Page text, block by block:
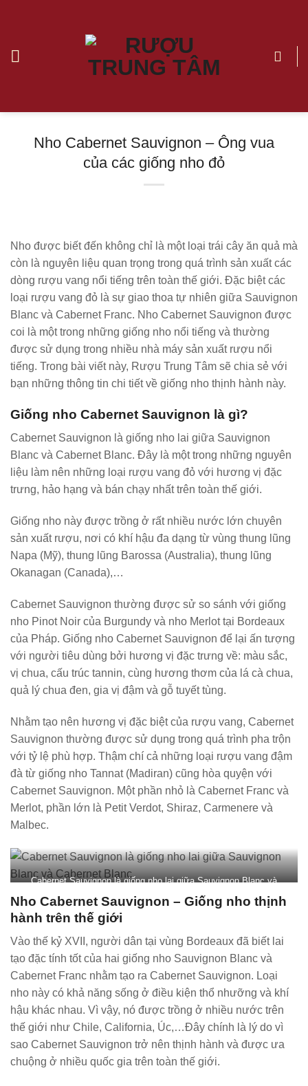
dung
Nho Cabernet Sauvignon – Ông vua
của các giống nho đỏ
Nho được biết đến không chỉ là một loại trái cây ăn quả mà
còn là nguyên liệu quan trọng trong quá trình sản xuất các
dòng rượu vang nổi tiếng trên toàn thế giới. Đặc biệt các
loại rượu vang đỏ là sự giao thoa tự nhiên giữa Sauvignon
Blanc và Cabernet Franc. Nho Cabernet Sauvignon được
coi là một trong những giống nho nổi tiếng và thường
được sử dụng trong nhiều nhà máy sản xuất rượu nổi
tiếng. Trong bài viết này, Rượu Trung Tâm sẽ chia sẻ với
bạn những thông tin chi tiết về giống nho thịnh hành này.
Giống nho Cabernet Sauvignon là gì?
Cabernet Sauvignon là giống nho lai giữa Sauvignon
Blanc và Cabernet Blanc. Đây là một trong những nguyên
liệu làm nên những loại rượu vang đỏ với hương vị đặc
trưng, hảo hạng và bán chạy nhất trên toàn thế giới.
Giống nho này được trồng ở rất nhiều nước lớn chuyên
sản xuất rượu, nơi có khí hậu đa dạng từ vùng thung lũng
Napa (Mỹ), thung lũng Barossa (Australia), thung lũng
Okanagan (Canada),…
Cabernet Sauvignon thường được sử so sánh với giống
nho Pinot Noir của Burgundy và nho Merlot tại Bordeaux
của Pháp. Giống nho Cabernet Sauvignon để lại ấn tượng
với người tiêu dùng bởi hương vị đặc trưng về: màu sắc,
vị chua, cấu trúc tannin, cùng hương thơm của lá cà chua,
quả lý chua đen, gia vị đậm và gỗ tuyết tùng.
Nhằm tạo nên hương vị đặc biệt của rượu vang, Cabernet
Sauvignon thường được sử dụng trong quá trình pha trộn
với tỷ lệ phù hợp. Thậm chí cả những loại rượu vang đậm
đà từ giống nho Tannat (Madiran) cũng hòa quyện với
Cabernet Sauvignon. Một phần nhỏ là Cabernet Franc và
Merlot, phần lớn là Petit Verdot, Shiraz, Carmenere và
Malbec.
Cabernet Sauvignon là giống nho lai giữa Sauvignon Blanc và
Cabernet Blanc
Nho Cabernet Sauvignon – Giống nho thịnh
hành trên thế giới
Vào thế kỷ XVII, người dân tại vùng Bordeaux đã biết lai
tạo đặc tính tốt của hai giống nho Sauvignon Blanc và
Cabernet Franc nhằm tạo ra Cabernet Sauvignon. Loại
nho này có khả năng sống ở điều kiện thổ nhưỡng và khí
hậu khác nhau. Vì vậy, nó được trồng ở nhiều nước trên
thế giới như Chile, California, Úc,…Đây chính là lý do vì
sao Cabernet Sauvignon trở nên thịnh hành và được ưa
chuộng ở nhiều quốc gia trên toàn thế giới.